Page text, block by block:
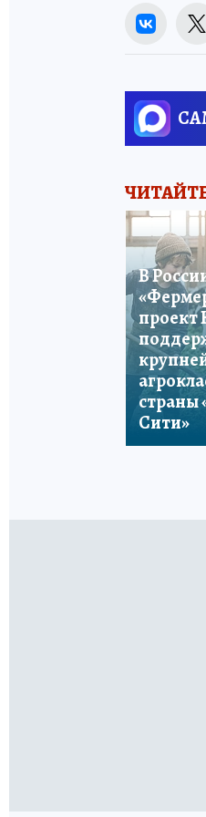
В
проект
страны
Сити»